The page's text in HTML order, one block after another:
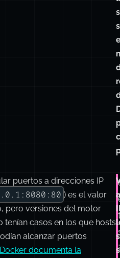
puertos a direcciones IP
) es el valor
pero versiones del motor
tenían casos en los que hosts
alcanzar puertos
Docker documenta la
a